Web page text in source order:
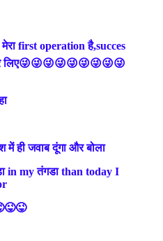
first operation है,succes
लिए😜😜😜😜😜😜😜😜😜
में ही जवाब दूंगा और बोला
in my तंगडा than today I